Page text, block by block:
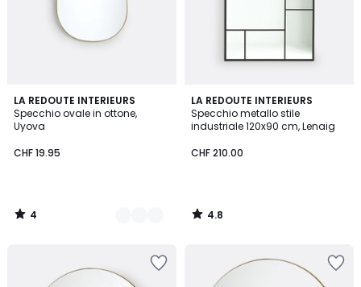
LA REDOUTE INTERIEURS
Specchio ovale in ottone,
Uyova
CHF 19.95
4
/
5
2
Colori
4
/
LA REDOUTE INTERIEURS
Specchio metallo stile
industriale 120x90 cm, Lenaig
CHF 210.00
4.8
/ 5
4.8
/